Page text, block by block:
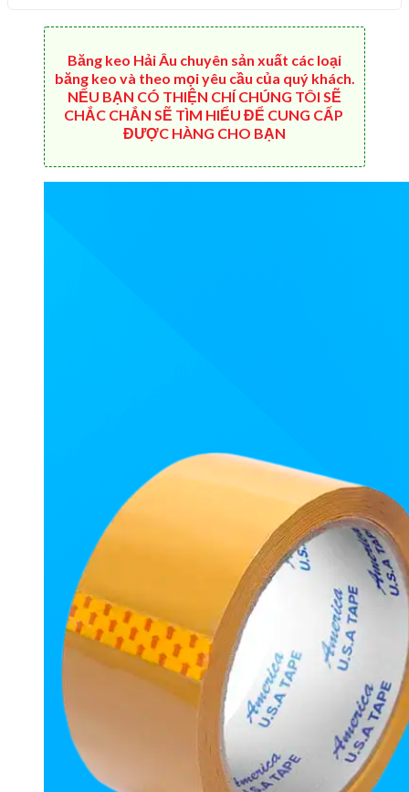
Băng keo Hải Âu chuyên sản xuất các loại
băng keo và theo mọi yêu cầu của quý khách.
NẾU BẠN CÓ THIỆN CHÍ CHÚNG TÔI SẼ
CHẮC CHẮN SẼ TÌM HIỂU ĐỂ CUNG CẤP
ĐƯỢC HÀNG CHO BẠN